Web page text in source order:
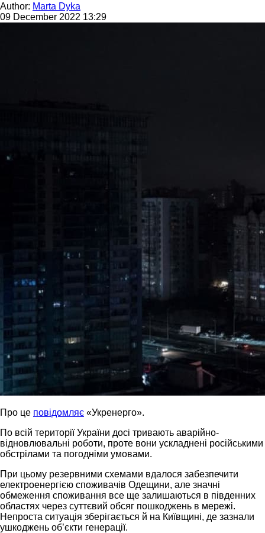
Author: Marta Dyka
09 December 2022 13:29
Про це повідомляє «Укренерго».
По всій території України досі тривають аварійно-
відновлювальні роботи, проте вони ускладнені російськими
обстрілами та погодніми умовами.
При цьому резервними схемами вдалося забезпечити
електроенергією споживачів Одещини, але значні
обмеження споживання все ще залишаються в південних
областях через суттєвий обсяг пошкоджень в мережі.
Непроста ситуація зберігається й на Київщині, де зазнали
ушкоджень об’єкти генерації.